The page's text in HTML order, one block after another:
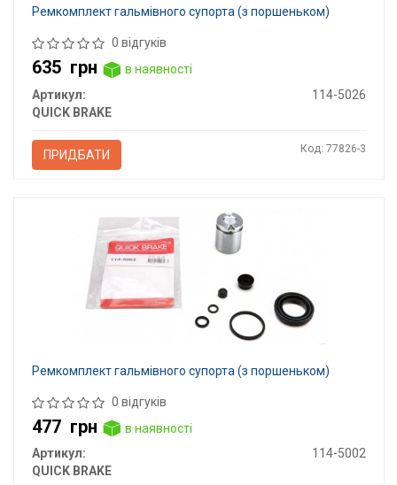
Ремкомплект гальмівного супорта (з поршеньком)
0 відгуків
635 грн
в наявності
Артикул:
114-5026
QUICK BRAKE
ПРИДБАТИ Код: 77826-3
Ремкомплект гальмівного супорта (з поршеньком)
0 відгуків
477 грн
в наявності
Артикул:
114-5002
QUICK BRAKE